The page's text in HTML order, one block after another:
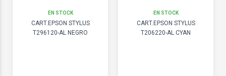
EN STOCK
CART.EPSON STYLUS
T296120-AL NEGRO
EN STOCK
CART.EPSON STYLUS
T206220-AL CYAN